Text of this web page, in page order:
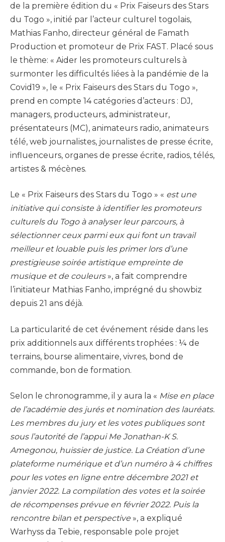
de la première édition du « Prix Faiseurs des Stars
du Togo », initié par l’acteur culturel togolais,
Mathias Fanho, directeur général de Famath
Production et promoteur de Prix FAST. Placé sous
le thème: « Aider les promoteurs culturels à
surmonter les difficultés liées à la pandémie de la
Covid19 », le « Prix Faiseurs des Stars du Togo »,
prend en compte 14 catégories d’acteurs : DJ,
managers, producteurs, administrateur,
présentateurs (MC), animateurs radio, animateurs
télé, web journalistes, journalistes de presse écrite,
influenceurs, organes de presse écrite, radios, télés,
artistes & mécènes.
Le « Prix Faiseurs des Stars du Togo » « est une
initiative qui consiste à identifier les promoteurs
culturels du Togo à analyser leur parcours, à
sélectionner ceux parmi eux qui font un travail
meilleur et louable puis les primer lors d’une
prestigieuse soirée artistique empreinte de
musique et de couleurs», a fait comprendre
l’initiateur Mathias Fanho, imprégné du showbiz
depuis 21 ans déjà.
La particularité de cet événement réside dans les
prix additionnels aux différents trophées : ¼ de
terrains, bourse alimentaire, vivres, bond de
commande, bon de formation.
Selon le chronogramme, il y aura la « Mise en place
de l’académie des jurés et nomination des lauréats.
Les membres du jury et les votes publiques sont
sous l’autorité de l’appui Me Jonathan-K S.
Amegonou, huissier de justice. La Création d’une
plateforme numérique et d’un numéro à 4 chiffres
pour les votes en ligne entre décembre 2021 et
janvier 2022. La compilation des votes et la soirée
de récompenses prévue en février 2022. Puis la
rencontre bilan et perspective », a expliqué
Warhyss da Tebie, responsable pole projet